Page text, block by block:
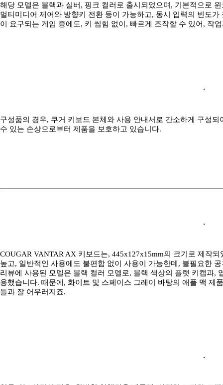
해당 모델은 블랙과 실버, 핑크 컬러로 출시되었으며, 기본적으로
멀티미디어 제어와 방향키 전환 등이 가능하고, 동시 입력의 빈도
이 요구되는 게임 중에도, 키 씹힘 없이, 빠르게 조작할 수 있어, 작
구성품의 경우, 쿠거 키보드 본체와 사용 안내서로 간소하게 구성
수 있는 손상으로부터 제품을 보호하고 있습니다.
COUGAR VANTAR AX 키보드는, 445x127x15mm의 크기로 제작
높고, 일반적인 사용에도 불편함 없이 사용이 가능한데, 불필요한
리뷰에 사용된 모델은 블랙 컬러 모델로, 블랙 색상의 플랫 키캡과,
용했습니다. 때문에, 화이트 및 스페이스 그레이 바탕의 애플 맥 제
들과 잘 어우러지죠.